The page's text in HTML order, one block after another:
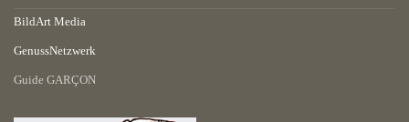
BildArt Media
GenussNetzwerk
Guide GARÇON